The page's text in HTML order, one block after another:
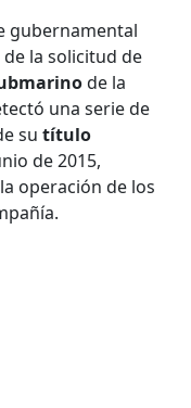
gubernamental
la solicitud de
de la
una serie de
sutítulo
de 2015,
operación de los